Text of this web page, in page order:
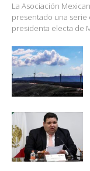
La Asociación
presentado una serie
presidenta electa de